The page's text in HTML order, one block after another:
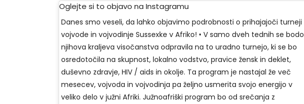
Oglejte si to objavo na Instagramu
Danes smo veseli, da lahko objavimo podrobnosti o prihajajoči turneji
vojvode in vojvodinje Sussexke v Afriko! • V samo dveh tednih se bodo
njihova kraljeva visočanstva odpravila na to uradno turnejo, ki se bo
osredotočila na skupnost, lokalno vodstvo, pravice žensk in deklet,
duševno zdravje, HIV / aids in okolje. Ta program je nastajal že več
mesecev, vojvoda in vojvodinja pa željno usmerita svojo energijo v
veliko delo v južni Afriki. Južnoafriški program bo od srečanja z